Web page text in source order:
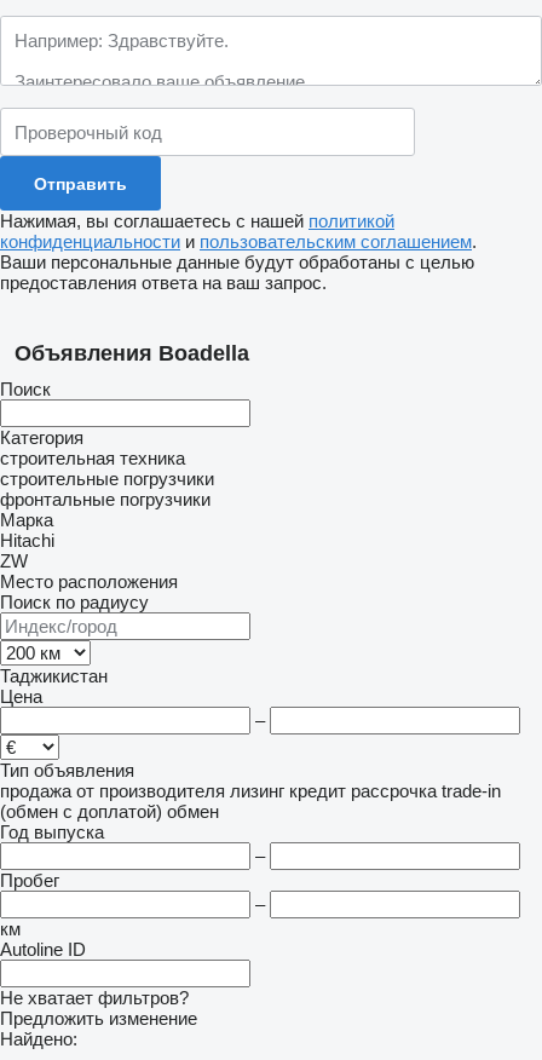
Нажимая, вы соглашаетесь с нашей политикой
конфиденциальности и пользовательским соглашением.
Ваши персональные данные будут обработаны с целью
предоставления ответа на ваш запрос.
Объявления Boadella
Поиск
Категория
строительная техника
строительные погрузчики
фронтальные погрузчики
Марка
Hitachi
ZW
Место расположения
Поиск по радиусу
Таджикистан
Цена
–
Тип объявления
продажа от производителя лизинг кредит рассрочка trade-in
(обмен с доплатой) обмен
Год выпуска
–
Пробег
–
км
Autoline ID
Не хватает фильтров?
Предложить изменение
Найдено: